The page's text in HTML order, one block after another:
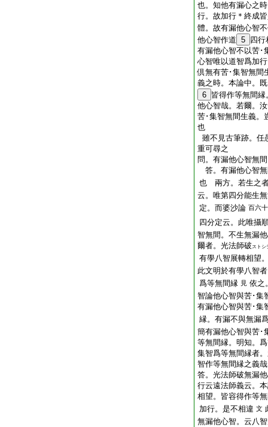
也。知他有漏心之
行。故加行＊終成
體。故有漏他心智
他心智作道 5 四行
有漏他心智不以苦･
心智唯以道智爲加
倶無有苦･集智無間
義之時。本論中。
6 皆得作等無間
他心智哉。若爾。
苦･集智無間生義。
也
雖不見古筆跡。任
重可尋之
問。有漏他心智無
答。有漏他心智
也 兩方。若生之
云。唯第四分能生
定。而婆沙論 百六
四分定云。此唯攝
智無間。不生無漏
爾者。光法師破 ストシ
有學八智展轉相望
此文明於有學八智
爲等無間縁 見 依之
智論他心智與苦･集
有漏他心智與苦･集
縁。有漏不與無漏
簡有漏他心智與苦･
等無間縁。明知。
集智爲等無間縁者
智作等無間縁之義
答。光法師破無漏
行云遠法師義云。
相望。皆容得作等
加行。是不相違 文
無漏他心智。云八